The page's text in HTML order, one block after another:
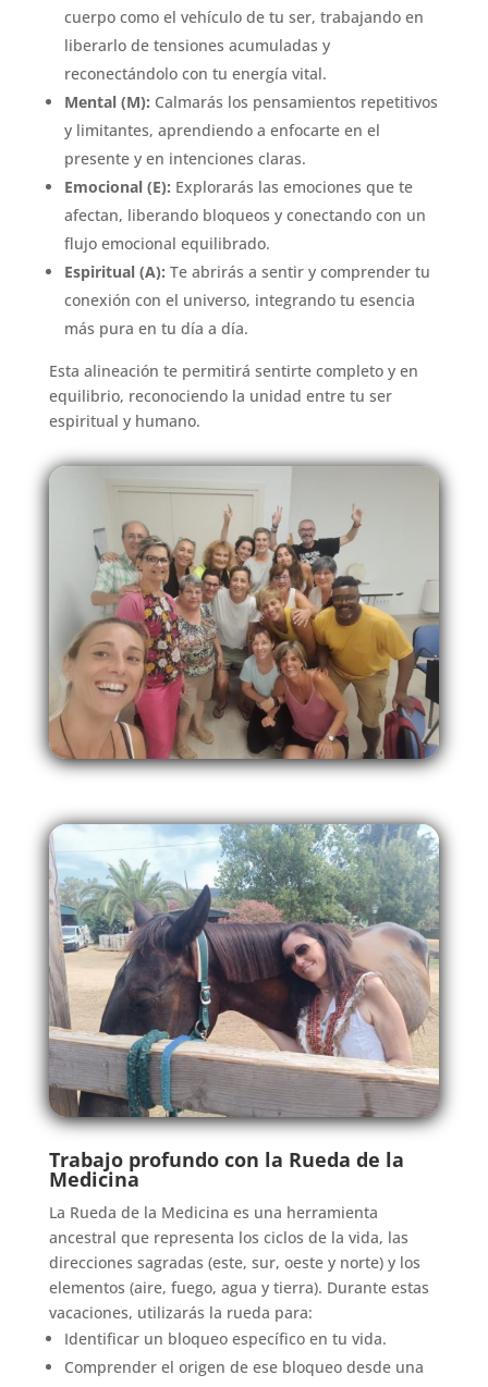
cuerpo como el vehículo de tu ser, trabajando en
liberarlo de tensiones acumuladas y
reconectándolo con tu energía vital.
Mental (M): Calmarás los pensamientos repetitivos
y limitantes, aprendiendo a enfocarte en el
presente y en intenciones claras.
Emocional (E): Explorarás las emociones que te
afectan, liberando bloqueos y conectando con un
flujo emocional equilibrado.
Espiritual (A): Te abrirás a sentir y comprender tu
conexión con el universo, integrando tu esencia
más pura en tu día a día.
Esta alineación te permitirá sentirte completo y en
equilibrio, reconociendo la unidad entre tu ser
espiritual y humano.
Trabajo profundo con la Rueda de la
Medicina
La Rueda de la Medicina es una herramienta
ancestral que representa los ciclos de la vida, las
direcciones sagradas (este, sur, oeste y norte) y los
elementos (aire, fuego, agua y tierra). Durante estas
vacaciones, utilizarás la rueda para:
Identificar un bloqueo específico en tu vida.
Comprender el origen de ese bloqueo desde una